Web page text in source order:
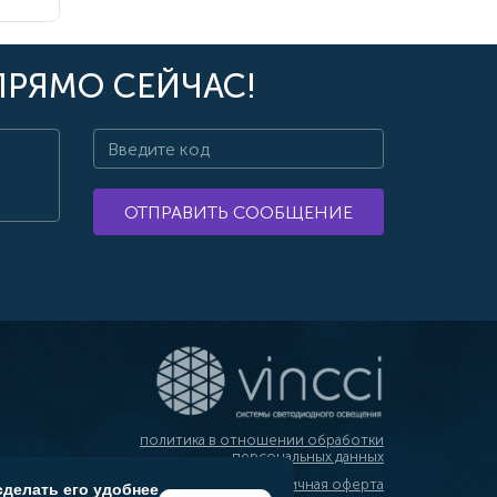
СЕЙЧАС!
ОТПРАВИТЬ СООБЩЕНИЕ
политика в отношении обработки
персональных данных
публичная оферта
его удобнее